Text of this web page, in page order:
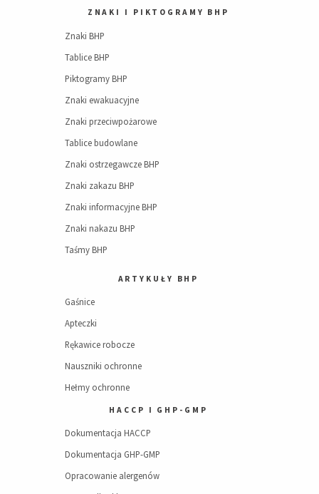
ZNAKI I PIKTOGRAMY BHP
Znaki BHP
Tablice BHP
Piktogramy BHP
Znaki ewakuacyjne
Znaki przeciwpożarowe
Tablice budowlane
Znaki ostrzegawcze BHP
Znaki zakazu BHP
Znaki informacyjne BHP
Znaki nakazu BHP
Taśmy BHP
ARTYKUŁY BHP
Gaśnice
Apteczki
Rękawice robocze
Nauszniki ochronne
Hełmy ochronne
HACCP I GHP-GMP
Dokumentacja HACCP
Dokumentacja GHP-GMP
Opracowanie alergenów